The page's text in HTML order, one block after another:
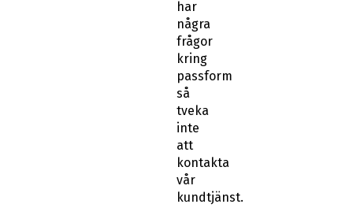
några
frågor
kring
passform
så
tveka
inte
att
kontakta
vår
kundtjänst.